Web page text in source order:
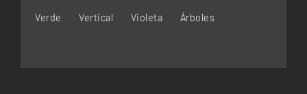
Verde Vertical Violeta Árboles